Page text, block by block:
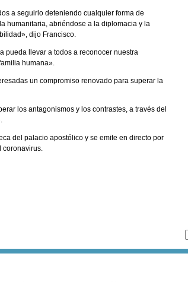
a seguirlo deteniendo cualquier forma de
humanitaria, abriéndose a la diplomacia y la
dijo Francisco.
pueda llevar a todos a reconocer nuestra
humana».
un compromiso renovado para superar la
los antagonismos y los contrastes, a través del
del palacio apostólico y se emite en directo por
coronavirus.